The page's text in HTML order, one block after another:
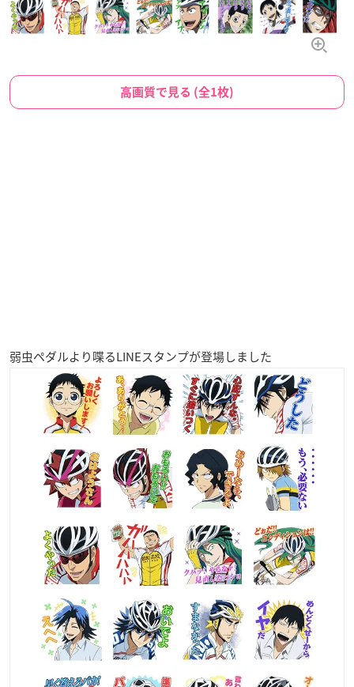
高画質で見る (全1枚)
弱虫ペダルより喋るLINEスタンプが登場しました